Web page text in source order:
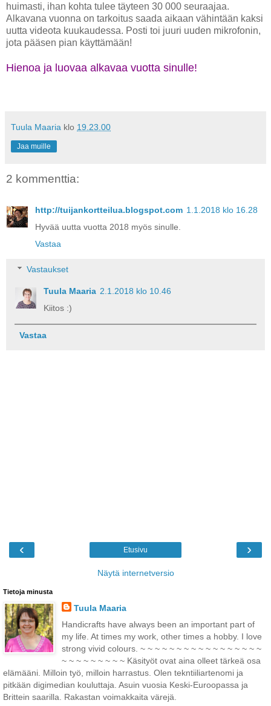
huimasti, ihan kohta tulee täyteen 30 000 seuraajaa.
Alkavana vuonna on tarkoitus saada aikaan vähintään kaksi
uutta videota kuukaudessa. Posti toi juuri uuden mikrofonin,
jota pääsen pian käyttämään!
Hienoa ja luovaa alkavaa vuotta sinulle!
Tuula Maaria klo 19.23.00
Jaa muille
2 kommenttia:
http://tuijankortteilua.blogspot.com 1.1.2018 klo 16.28
Hyvää uutta vuotta 2018 myös sinulle.
Vastaa
Vastaukset
Tuula Maaria 2.1.2018 klo 10.46
Kiitos :)
Vastaa
‹ ›
Etusivu
Näytä internetversio
Tietoja minusta
Tuula Maaria
Handicrafts have always been an important part of
my life. At times my work, other times a hobby. I love
strong vivid colours. ~ ~ ~ ~ ~ ~ ~ ~ ~ ~ ~ ~ ~ ~ ~ ~ ~
~ ~ ~ ~ ~ ~ ~ ~ ~ Käsityöt ovat aina olleet tärkeä osa
elämääni. Milloin työ, milloin harrastus. Olen tekntiiliartenomi ja
pitkään digimedian kouluttaja. Asuin vuosia Keski-Euroopassa ja
Brittein saarilla. Rakastan voimakkaita värejä.